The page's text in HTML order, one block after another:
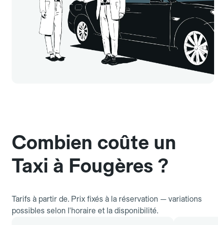
Combien coûte un
Taxi à Fougères ?
Tarifs à partir de. Prix fixés à la réservation — variations
possibles selon l'horaire et la disponibilité.